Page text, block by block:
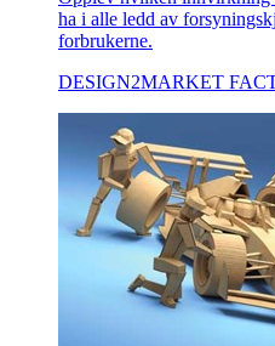
ha i alle ledd av
forbrukerne.
DESIGN2MARKET